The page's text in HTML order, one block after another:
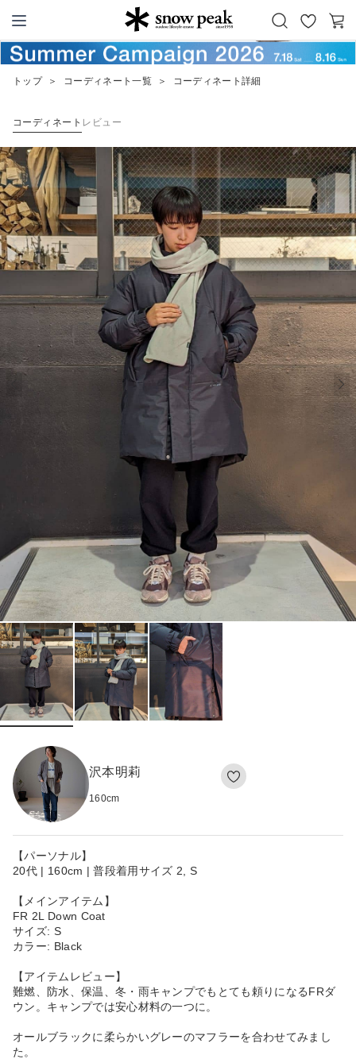
Snow Peak
お
気
カ
ー
トップ ＞ コーディネート一覧 ＞ コーディネート詳細
コーディネート レビュー
沢本明莉
160cm
【パーソナル】
20代 | 160cm | 普段着用サイズ 2, S
【メインアイテム】
FR 2L Down Coat
サイズ: S
カラー: Black
【アイテムレビュー】
難燃、防水、保温、冬・雨キャンプでもとても頼りになるFRダ
ウン。キャンプでは安心材料の一つに。
オールブラックに柔らかいグレーのマフラーを合わせてみまし
た。